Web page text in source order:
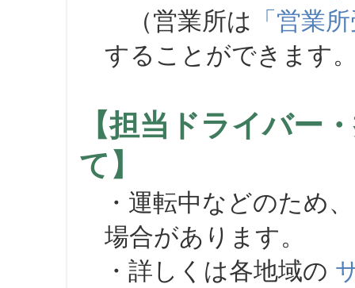
（営業所は 「営業
することができます
【担当ドライバー
て】
・運転中などのため
場合があります。
・詳しくは各地域の